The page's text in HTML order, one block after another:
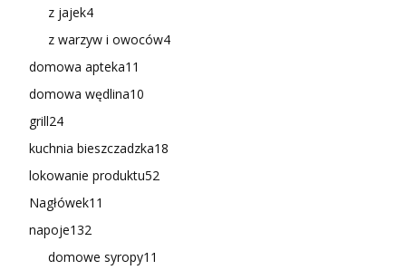
z jajek4
z warzyw i owoców4
domowa apteka11
domowa wędlina10
grill24
kuchnia bieszczadzka18
lokowanie produktu52
Nagłówek11
napoje132
domowe syropy11